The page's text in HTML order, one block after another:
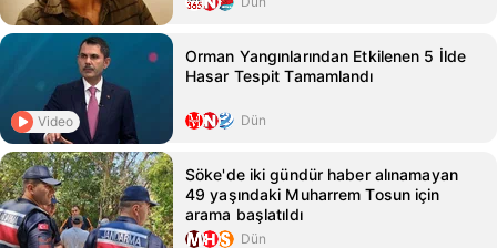
Video
Orman Yangınlarından Etkilenen 5 İlde
Hasar Tespit Tamamlandı
Dün
Söke'de iki gündür haber alınamayan
49 yaşındaki Muharrem Tosun için
arama başlatıldı
Dün